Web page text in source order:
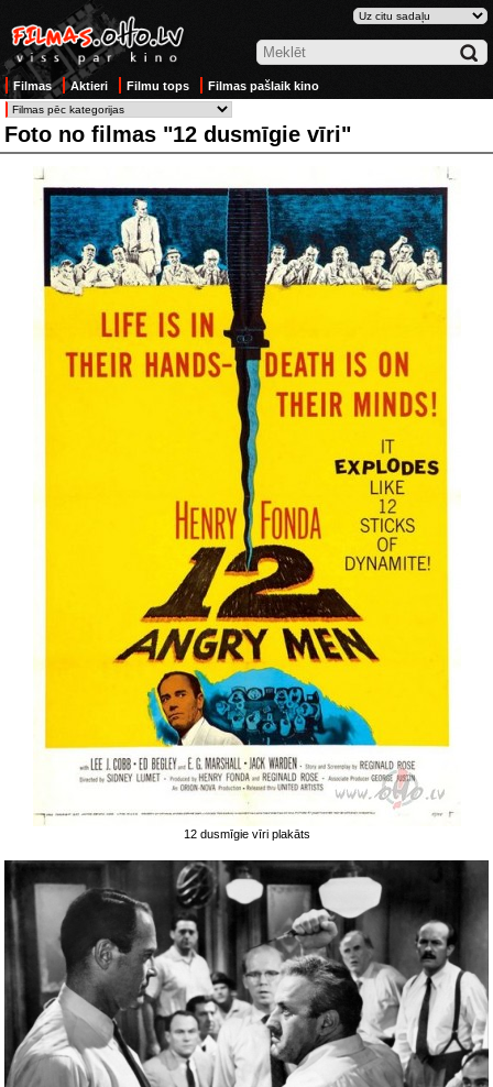
Filmas Aktieri Filmu tops Filmas pašlaik kino
Foto no filmas "12 dusmīgie vīri"
12 dusmīgie vīri plakāts